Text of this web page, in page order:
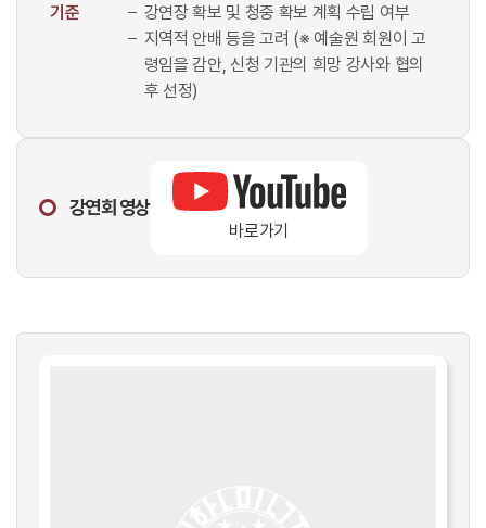
강연회 영상
바로가기
기준
강연장 확보 및 청중 확보 계획 수립 여부
지역적 안배 등을 고려 (※ 예술원 회원이 고
령임을 감안, 신청 기관의 희망 강사와 협의
후 선정)